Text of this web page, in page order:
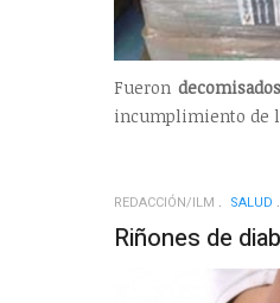
Fueron decomisados
incumplimiento de
REDACCIÓN/ILM SALUD
Riñones de